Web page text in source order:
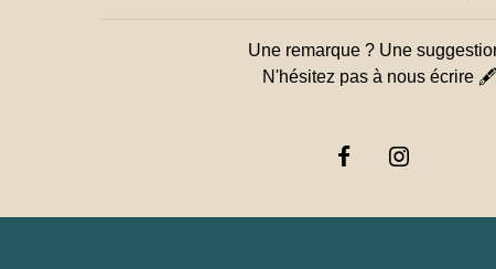
Une remarque ? Une
N'hésitez pas à nous écrire 🖋